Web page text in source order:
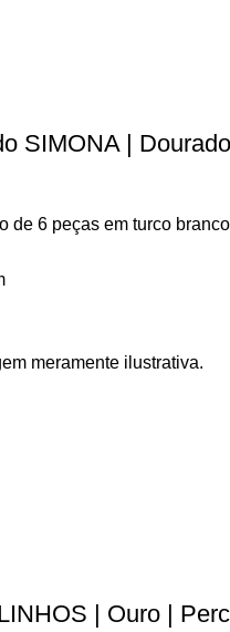
SIMONA |
de 6 peças em turco
meramente ilustrativa.
| Ouro |